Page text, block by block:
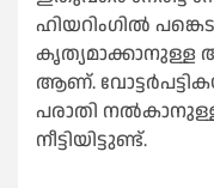
ഹിയറിംഗില്‍
കൃത്യമാക്കാനുള്ള
ആണ്.
പരാതി
നീട്ടിയിട്ടുണ്ട്.